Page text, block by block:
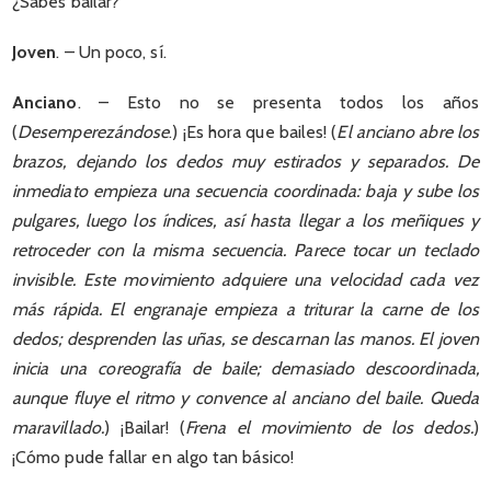
Joven. – Un poco, sí.
Anciano. – Esto no se presenta todos los años
(Desemperezándose.) ¡Es hora que bailes! (El anciano abre los
brazos, dejando los dedos muy estirados y separados. De
inmediato empieza una secuencia coordinada: baja y sube los
pulgares, luego los índices, así hasta llegar a los meñiques y
retroceder con la misma secuencia. Parece tocar un teclado
invisible. Este movimiento adquiere una velocidad cada vez
más rápida. El engranaje empieza a triturar la carne de los
dedos; desprenden las uñas, se descarnan las manos. El joven
inicia una coreografía de baile; demasiado descoordinada,
aunque fluye el ritmo y convence al anciano del baile. Queda
maravillado.) ¡Bailar! (Frena el movimiento de los dedos.)
¡Cómo pude fallar en algo tan básico!